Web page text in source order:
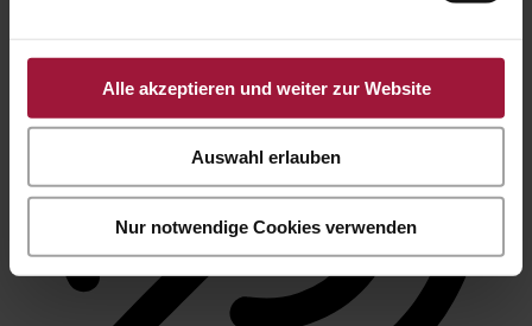
Alle akzeptieren und weiter zur Website
Auswahl erlauben
Nur notwendige Cookies verwenden